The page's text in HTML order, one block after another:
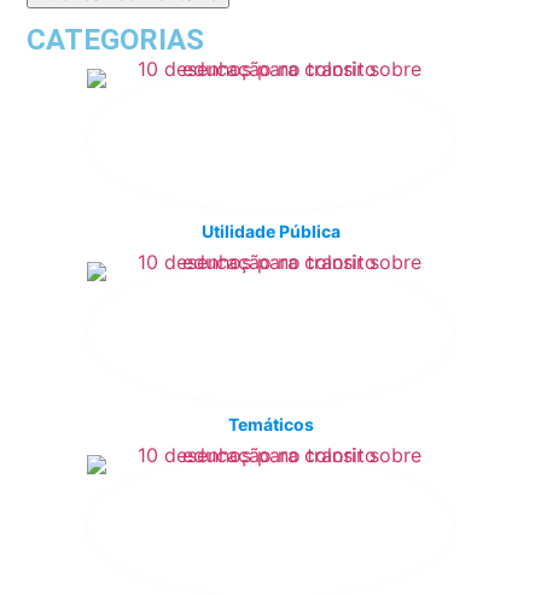
CATEGORIAS
Utilidade Pública
Temáticos